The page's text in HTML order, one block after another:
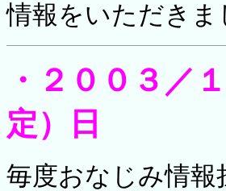
情報をいただきま
・２００３／
定）日
毎度おなじみ情報